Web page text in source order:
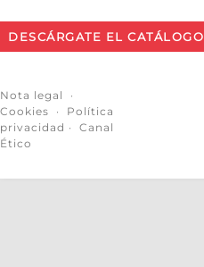
DESCÁRGATE EL CATÁLOGO
Nota legal
·
Cookies · Política
privacidad · Canal
Ético